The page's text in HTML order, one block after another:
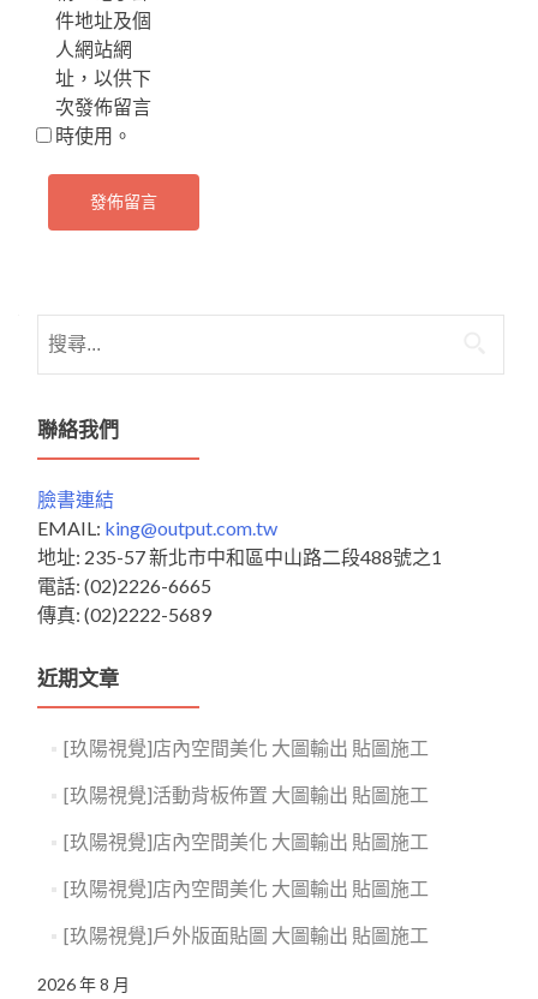
件地址及個
人網站網
址，以供下
次發佈留言
時使用。
尋
鍵
字:
聯絡我們
臉書連結
EMAIL: king@output.com.tw
地址: 235-57 新北市中和區中山路二段488號之1
電話: (02)2226-6665
傳真: (02)2222-5689
近期文章
[玖陽視覺]店內空間美化 大圖輸出 貼圖施工
[玖陽視覺]活動背板佈置 大圖輸出 貼圖施工
[玖陽視覺]店內空間美化 大圖輸出 貼圖施工
[玖陽視覺]店內空間美化 大圖輸出 貼圖施工
[玖陽視覺]戶外版面貼圖 大圖輸出 貼圖施工
2026 年 8 月